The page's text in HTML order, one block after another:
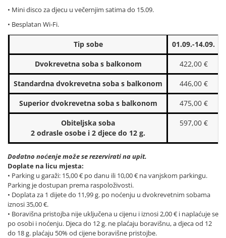
• Mini disco za djecu u večernjim satima do 15.09.
• Besplatan Wi-Fi.
Tip sobe 01.09.-14.09.
Dvokrevetna soba s balkonom 422,00 €
Standardna dvokrevetna soba s balkonom 446,00 €
Superior dvokrevetna soba s balkonom 475,00 €
Obiteljska soba
2 odrasle osobe i 2 djece do 12 g.
597,00 €
Dodatno noćenje može se rezervirati na upit.
Doplate na licu mjesta:
• Parking u garaži: 15,00 € po danu ili 10,00 € na vanjskom parkingu.
Parking je dostupan prema raspoloživosti.
• Doplata za 1 dijete do 11,99 g. po noćenju u dvokrevetnim sobama
iznosi 35,00 €.
• Boravišna pristojba nije uključena u cijenu i iznosi 2,00 € i naplaćuje se
po osobi i noćenju. Djeca do 12 g. ne plaćaju boravišnu, a djeca od 12
do 18 g. plaćaju 50% od cijene boravišne pristojbe.